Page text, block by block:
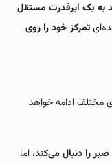
به یک ابرقدرت مستقل
تمرکز خود را روی
مختلف ادامه خواهد
را دنبال می‌کند، اما